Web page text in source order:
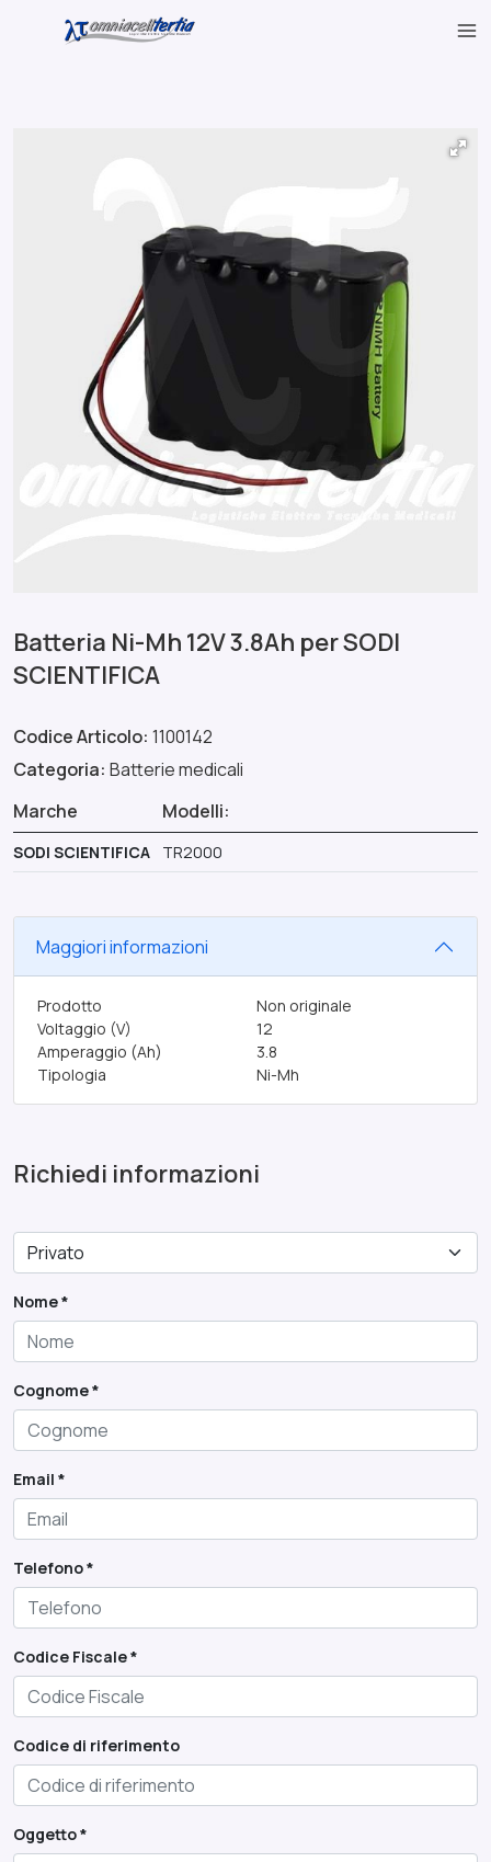
Batteria Ni-Mh 12V 3.8Ah per SODI
SCIENTIFICA
Codice Articolo: 1100142
Categoria: Batterie medicali
Marche
Modelli:
SODI SCIENTIFICA TR2000
Maggiori informazioni
Prodotto
Non originale
Voltaggio (V)
12
Amperaggio (Ah)
3.8
Tipologia
Ni-Mh
Richiedi informazioni
Nome *
Cognome *
Email *
Telefono *
Codice Fiscale *
Codice di riferimento
Oggetto *